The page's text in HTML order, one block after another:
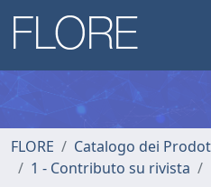
FLORE
Catalogo dei
1 - Contributo su rivista